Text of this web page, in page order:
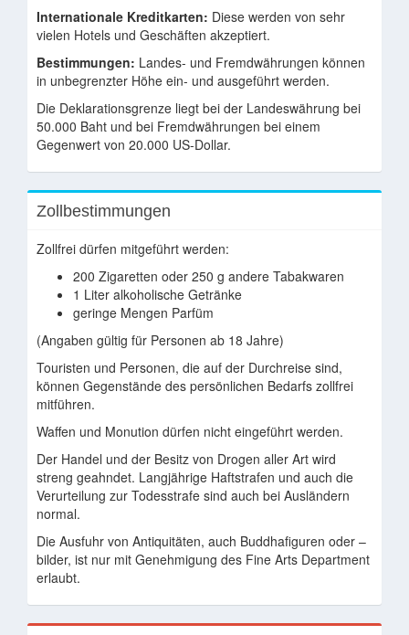
Internationale Kreditkarten: Diese werden von sehr
vielen Hotels und Geschäften akzeptiert.
Bestimmungen: Landes- und Fremdwährungen können
in unbegrenzter Höhe ein- und ausgeführt werden.
Die Deklarationsgrenze liegt bei der Landeswährung bei
50.000 Baht und bei Fremdwährungen bei einem
Gegenwert von 20.000 US-Dollar.
Zollbestimmungen
Zollfrei dürfen mitgeführt werden:
200 Zigaretten oder 250 g andere Tabakwaren
1 Liter alkoholische Getränke
geringe Mengen Parfüm
(Angaben gültig für Personen ab 18 Jahre)
Touristen und Personen, die auf der Durchreise sind,
können Gegenstände des persönlichen Bedarfs zollfrei
mitführen.
Waffen und Monution dürfen nicht eingeführt werden.
Der Handel und der Besitz von Drogen aller Art wird
streng geahndet. Langjährige Haftstrafen und auch die
Verurteilung zur Todesstrafe sind auch bei Ausländern
normal.
Die Ausfuhr von Antiquitäten, auch Buddhafiguren oder –
bilder, ist nur mit Genehmigung des Fine Arts Department
erlaubt.